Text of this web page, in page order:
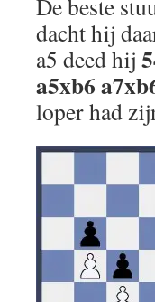
De beste
dacht hij
a5 deed hij
a5xb6
loper had